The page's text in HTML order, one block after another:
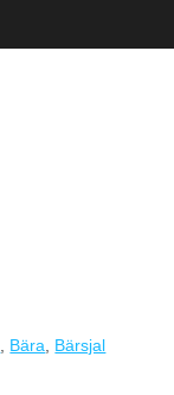
Bära Bärsjal